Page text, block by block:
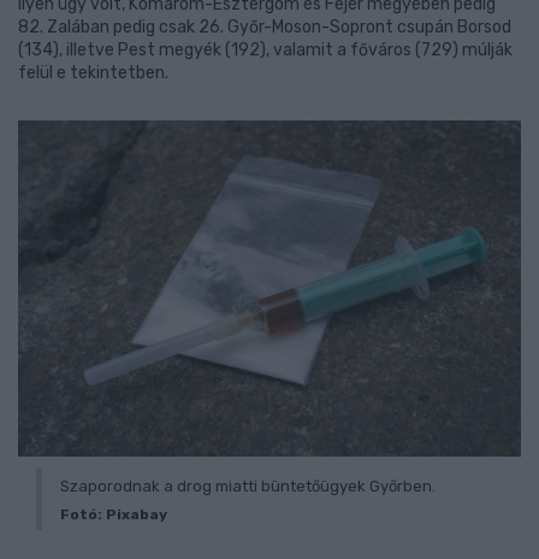
ilyen ügy volt, Komárom-Esztergom és Fejér megyében pedig
82. Zalában pedig csak 26. Győr-Moson-Sopront csupán Borsod
(134), illetve Pest megyék (192), valamit a főváros (729) múlják
felül e tekintetben.
Szaporodnak a drog miatti büntetőügyek Győrben.
Fotó: Pixabay